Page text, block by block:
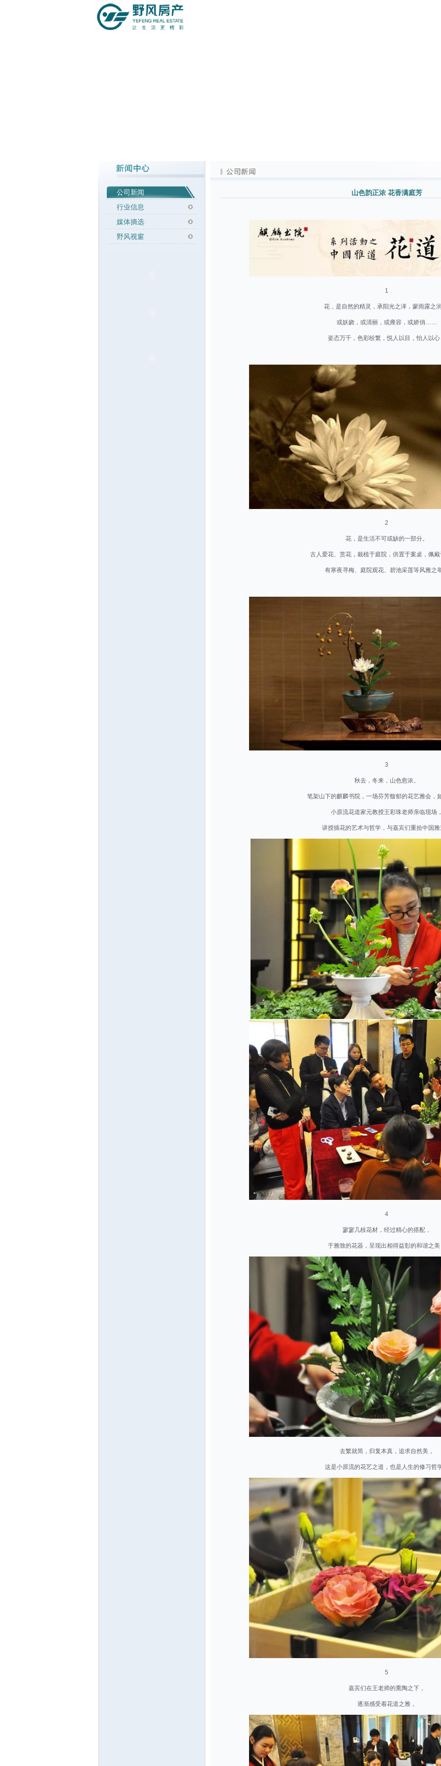
公司新闻
行业信息
媒体摘选
野风视窗
山色韵正浓 花香满庭芳
1
花，是自然的精灵，承阳光之泽，蒙雨露之
或妖娆，或清丽，或雍容，或娇俏……
姿态万千，色彩纷繁，悦人以目，怡人以心
2
花，是生活不可或缺的一部分。
古人爱花、赏花，栽植于庭院，供置于案桌，佩
有寒夜寻梅、庭院观花、碧池采莲等风雅之
3
秋去，冬来，山色愈浓。
笔架山下的麒麟书院，一场芬芳馥郁的花艺雅会，
小原流花道家元教授王彩珠老师亲临现场
讲授插花的艺术与哲学，与嘉宾们重拾中国雅
4
寥寥几枝花材，经过精心的搭配，
于雅致的花器，呈现出相得益彰的和谐之美
去繁就简，归复本真，追求自然美，
这是小原流的花艺之道，也是人生的修习哲
5
嘉宾们在王老师的熏陶之下，
逐渐感受着花道之雅，